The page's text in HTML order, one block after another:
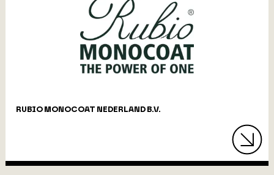
RUBIO MONOCOAT NEDERLAND B.V.